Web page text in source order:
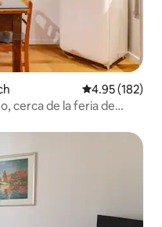
Calificación
4.95 (182)
cerca de la feria de